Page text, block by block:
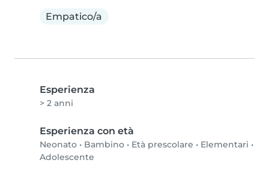
Empatico/a
Esperienza
> 2 anni
Esperienza con età
Neonato • Bambino • Età prescolare • Elementari •
Adolescente